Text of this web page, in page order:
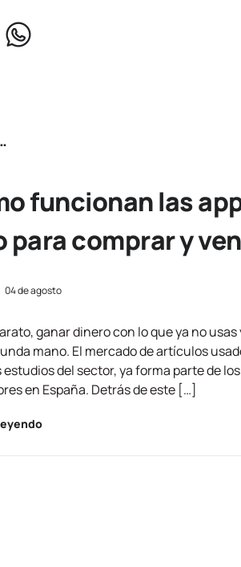
funcionan las
para comprar y
04 de agosto
ganar dinero con lo que ya no
mano. El mercado de artículos
del sector, ya forma parte de
en España. Detrás de este […]